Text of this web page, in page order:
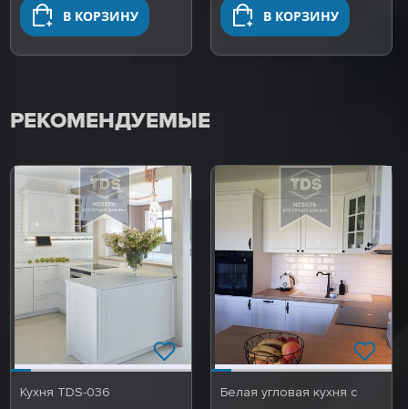
В КОРЗИНУ В КОРЗИНУ
РЕКОМЕНДУЕМЫЕ
Кухня TDS-036
Белая угловая кухня с